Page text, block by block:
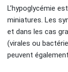
L’hypoglycémie
miniatures. Les
et dans les cas
(virales ou
peuvent